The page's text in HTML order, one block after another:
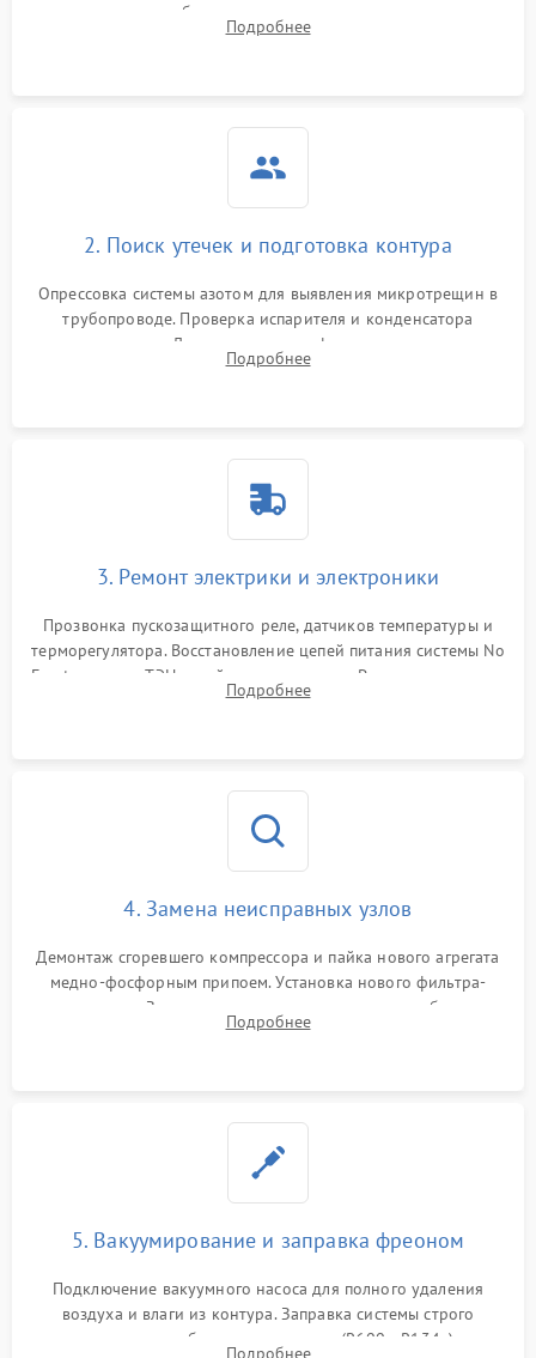
1000 ₽
1800 ₽
сопротивления обмоток мотора, проверка термостата и
считывание кодов ошибок с электронного дисплея.
Подробнее
2. Поиск утечек и подготовка контура
Опрессовка системы азотом для выявления микротрещин в
трубопроводе. Проверка испарителя и конденсатора
течеискателем. Демонтаж старого фильтра-осушителя и
продувка капиллярной трубки для устранения засоров.
Подробнее
3. Ремонт электрики и электроники
Прозвонка пускозащитного реле, датчиков температуры и
терморегулятора. Восстановление цепей питания системы No
Frost, включая ТЭН оттайки и вентилятор. Ремонт или замена
платы управления при сбоях алгоритмов.
Подробнее
4. Замена неисправных узлов
Демонтаж сгоревшего компрессора и пайка нового агрегата
медно-фосфорным припоем. Установка нового фильтра-
осушителя. Замена изношенных вентиляторов обдува,
сломанных заслонок или поврежденных дверных петель.
Подробнее
5. Вакуумирование и заправка фреоном
Подключение вакуумного насоса для полного удаления
воздуха и влаги из контура. Заправка системы строго
дозированным объемом хладагента (R600a, R134a) по
Подробнее